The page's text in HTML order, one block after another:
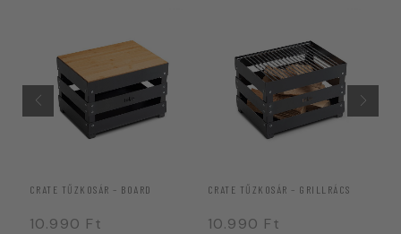
CRATE TŰZKOSÁR – BOARD
10.990 Ft
CRATE TŰZKOSÁR – GRILLRÁCS
10.990 Ft